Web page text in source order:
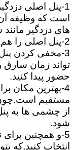
1-پنل اصلی
است که وظیفه
های دزدگیر
2-پنل اصلی را هم میتوان به صورت مخفیانه نصب کرد.
3-مخفی کردن
تواند زمان سارق
حضور پیدا کنید.
4-بهترین مکان
مستقیم است.چون
از چشمی ها به
شود.
5-و همچنین
انتخاب کنید,که